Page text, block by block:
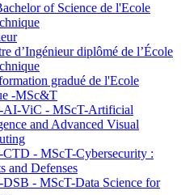
of Science de l'Ecole
d’Ingénieur diplômé de l’École
gradué de l'Ecole
-MSc&T
AI-ViC - MScT-Artificial
and Advanced Visual
CTD - MScT-Cybersecurity :
and Defenses
- MScT-Data Science for